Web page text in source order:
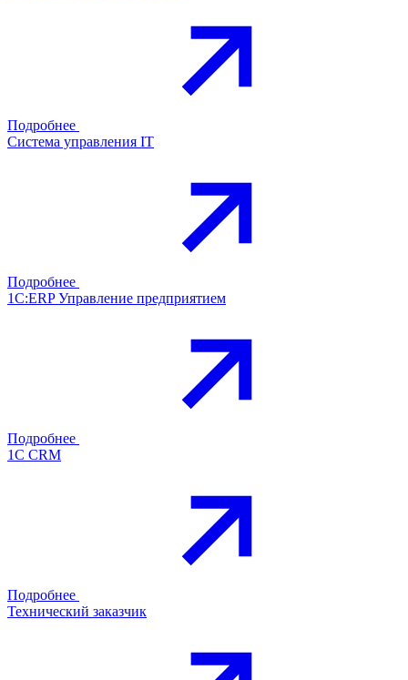
Подробнее
Система управления IT
Подробнее
1С:ERP Управление предприятием
Подробнее
1С CRM
Подробнее
Технический заказчик